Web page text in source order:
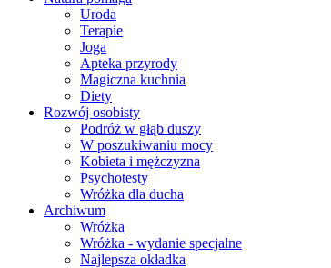
Uroda
Terapie
Joga
Apteka przyrody
Magiczna kuchnia
Diety
Rozwój osobisty
Podróż w głąb duszy
W poszukiwaniu mocy
Kobieta i mężczyzna
Psychotesty
Wróżka dla ducha
Archiwum
Wróżka
Wróżka - wydanie specjalne
Najlepsza okładka